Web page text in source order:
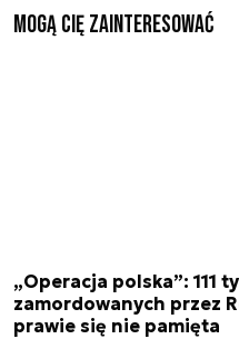
Mogą Cię zainteresować
„Operacja polska”: 111
zamordowanych przez
prawie się nie pamięta